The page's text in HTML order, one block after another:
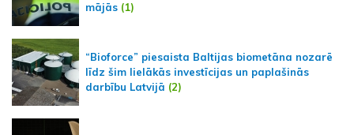
mājās (1)
“Bioforce” piesaista Baltijas biometāna nozarē
līdz šim lielākās investīcijas un paplašinās
darbību Latvijā (2)